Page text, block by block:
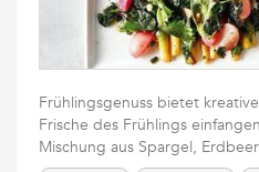
Frühlingsgenuss bietet
Frische des Frühlings
Mischung aus Spargel,